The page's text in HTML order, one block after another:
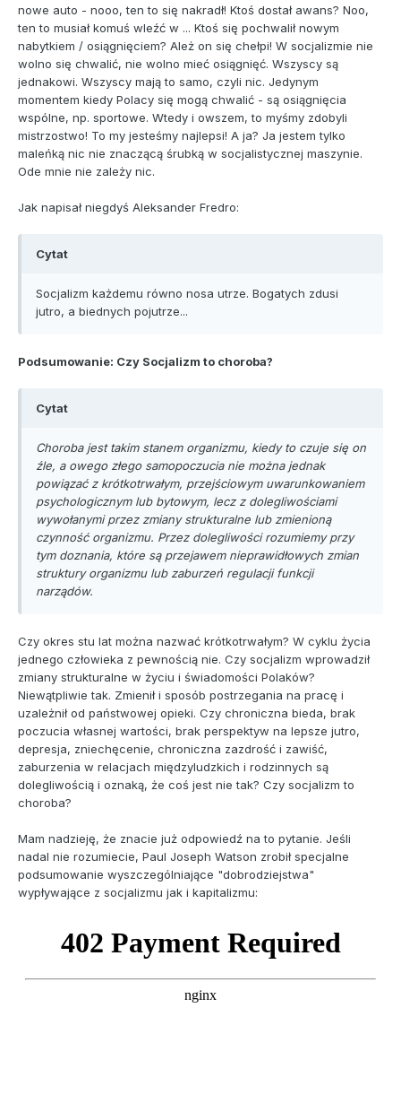
nowe auto - nooo, ten to się nakradł! Ktoś dostał awans? Noo,
ten to musiał komuś wleźć w ... Ktoś się pochwalił nowym
nabytkiem / osiągnięciem? Ależ on się chełpi! W socjalizmie nie
wolno się chwalić, nie wolno mieć osiągnięć. Wszyscy są
jednakowi. Wszyscy mają to samo, czyli nic. Jedynym
momentem kiedy Polacy się mogą chwalić - są osiągnięcia
wspólne, np. sportowe. Wtedy i owszem, to myśmy zdobyli
mistrzostwo! To my jesteśmy najlepsi! A ja? Ja jestem tylko
maleńką nic nie znaczącą śrubką w socjalistycznej maszynie.
Ode mnie nie zależy nic.
Jak napisał niegdyś Aleksander Fredro:
Cytat
Socjalizm każdemu równo nosa utrze. Bogatych zdusi
jutro, a biednych pojutrze...
Podsumowanie: Czy Socjalizm to choroba?
Cytat
Choroba jest takim stanem organizmu, kiedy to czuje się on
źle, a owego złego samopoczucia nie można jednak
powiązać z krótkotrwałym, przejściowym uwarunkowaniem
psychologicznym lub bytowym, lecz z dolegliwościami
wywołanymi przez zmiany strukturalne lub zmienioną
czynność organizmu. Przez dolegliwości rozumiemy przy
tym doznania, które są przejawem nieprawidłowych zmian
struktury organizmu lub zaburzeń regulacji funkcji
narządów.
Czy okres stu lat można nazwać krótkotrwałym? W cyklu życia
jednego człowieka z pewnością nie. Czy socjalizm wprowadził
zmiany strukturalne w życiu i świadomości Polaków?
Niewątpliwie tak. Zmienił i sposób postrzegania na pracę i
uzależnił od państwowej opieki. Czy chroniczna bieda, brak
poczucia własnej wartości, brak perspektyw na lepsze jutro,
depresja, zniechęcenie, chroniczna zazdrość i zawiść,
zaburzenia w relacjach międzyludzkich i rodzinnych są
dolegliwością i oznaką, że coś jest nie tak? Czy socjalizm to
choroba?
Mam nadzieję, że znacie już odpowiedź na to pytanie. Jeśli
nadal nie rozumiecie, Paul Joseph Watson zrobił specjalne
podsumowanie wyszczególniające "dobrodziejstwa"
wypływające z socjalizmu jak i kapitalizmu: